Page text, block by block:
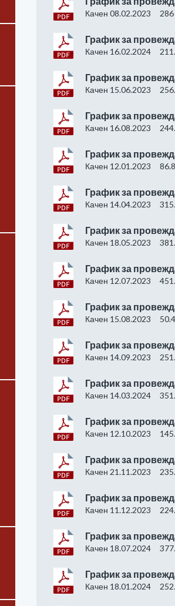
Качен 08.02.2023
График за
Качен 16.02.2024
График за
Качен 15.06.2023
График за
Качен 16.08.2023
График за
Качен 12.01.2023
График за
Качен 14.04.2023
График за
Качен 18.05.2023
График за
Качен 12.07.2023
График за
Качен 15.08.2023
График за
Качен 14.09.2023
График за
Качен 14.03.2024
График за
Качен 12.10.2023
График за
Качен 21.11.2023
График за
Качен 11.12.2023
График за
Качен 18.07.2024
График за
Качен 18.01.2024